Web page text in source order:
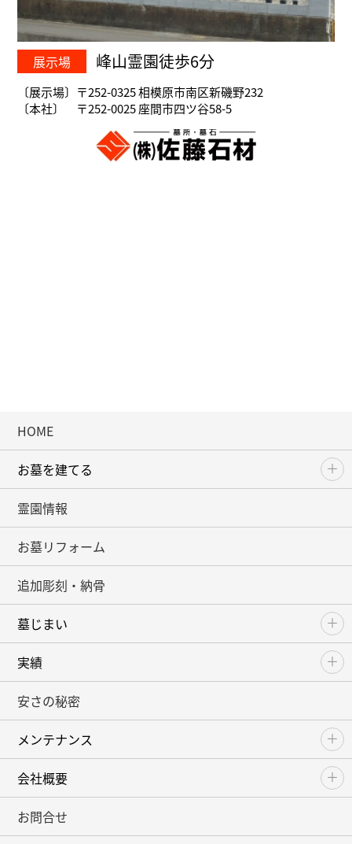
展示場 峰山霊園徒歩6分
〔展示場〕〒252-0325 相模原市南区新磯野232
〔本社〕 〒252-0025 座間市四ツ谷58-5
HOME
お墓を建てる
霊園情報
お墓リフォーム
追加彫刻・納骨
墓じまい
実績
安さの秘密
メンテナンス
会社概要
お問合せ